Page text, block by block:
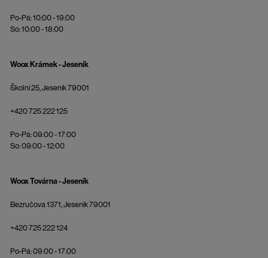
Po-Pá: 10:00 - 19:00
So: 10:00 - 18:00
Woox Krámek - Jeseník
Školní 25, Jeseník 79001
+420 725 222 125
Po-Pá: 09:00 - 17:00
So: 09:00 - 12:00
Woox Továrna - Jeseník
Bezručova 1371, Jeseník 79001
+420 725 222 124
Po-Pá: 09:00 - 17:00